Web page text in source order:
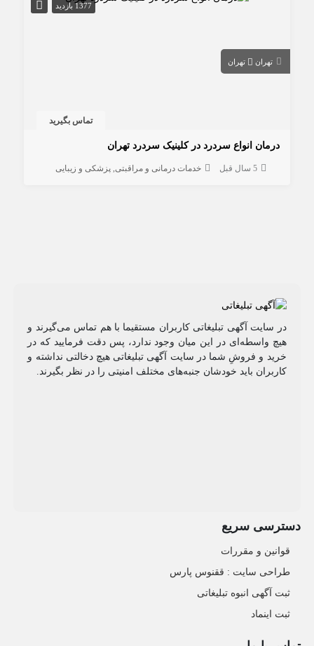
1377 بازدید
تهران تهران
تماس بگیرید
درمان انواع سردرد در کلینیک سردرد تهران
5 سال قبل خدمات درمانی و مراقبتی پزشکی و زیبایی
در سایت آگهی تبلیغاتی کاربران مستقیما با هم تماس می‌گیرند و
هیچ واسطه‌ای در این میان وجود ندارد، پس دقت فرمایید که در
خرید و فروشِ شما در سایت آگهی تبلیغاتی هیچ دخالتی نداشته و
کاربران باید خودشان جنبه‌های مختلف امنیتی را در نظر بگیرند.
دسترسی سریع
قوانین و مقررات
طراحی سایت : ققنوس پارس
ثبت آگهی انبوه تبلیغاتی
ثبت اینماد